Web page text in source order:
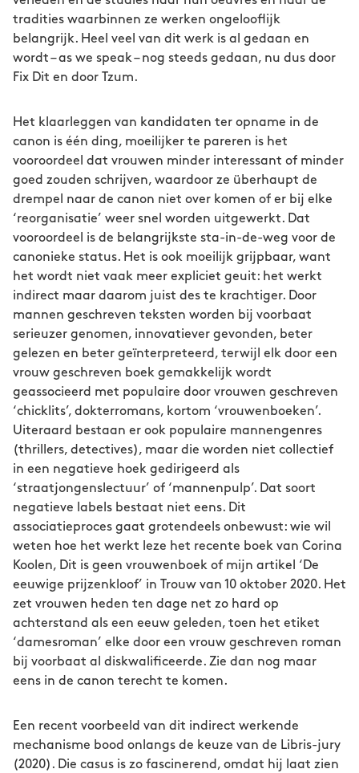
tradities waarbinnen ze werken ongelooflijk
belangrijk. Heel veel van dit werk is al gedaan en
wordt – as we speak – nog steeds gedaan, nu dus door
Fix Dit en door Tzum.
Het klaarleggen van kandidaten ter opname in de
canon is één ding, moeilijker te pareren is het
vooroordeel dat vrouwen minder interessant of minder
goed zouden schrijven, waardoor ze überhaupt de
drempel naar de canon niet over komen of er bij elke
‘reorganisatie’ weer snel worden uitgewerkt. Dat
vooroordeel is de belangrijkste sta-in-de-weg voor de
canonieke status. Het is ook moeilijk grijpbaar, want
het wordt niet vaak meer expliciet geuit: het werkt
indirect maar daarom juist des te krachtiger. Door
mannen geschreven teksten worden bij voorbaat
serieuzer genomen, innovatiever gevonden, beter
gelezen en beter geïnterpreteerd, terwijl elk door een
vrouw geschreven boek gemakkelijk wordt
geassocieerd met populaire door vrouwen geschreven
‘chicklits’, dokterromans, kortom ‘vrouwenboeken’.
Uiteraard bestaan er ook populaire mannengenres
(thrillers, detectives), maar die worden niet collectief
in een negatieve hoek gedirigeerd als
‘straatjongenslectuur’ of ‘mannenpulp’. Dat soort
negatieve labels bestaat niet eens. Dit
associatieproces gaat grotendeels onbewust: wie wil
weten hoe het werkt leze het recente boek van Corina
Koolen, Dit is geen vrouwenboek of mijn artikel ‘De
eeuwige prijzenkloof’ in Trouw van 10 oktober 2020. Het
zet vrouwen heden ten dage net zo hard op
achterstand als een eeuw geleden, toen het etiket
‘damesroman’ elke door een vrouw geschreven roman
bij voorbaat al diskwalificeerde. Zie dan nog maar
eens in de canon terecht te komen.
Een recent voorbeeld van dit indirect werkende
mechanisme bood onlangs de keuze van de Libris-jury
(2020). Die casus is zo fascinerend, omdat hij laat zien